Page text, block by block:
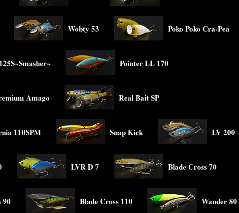
Wobty 53 Poko Poko Cra-Pea
Pointer LL 170
Amago Real Bait SP
110SPM Snap Kick LV 200
LVR D 7 Blade Cross 70
90 Blade Cross 110 Wander 80